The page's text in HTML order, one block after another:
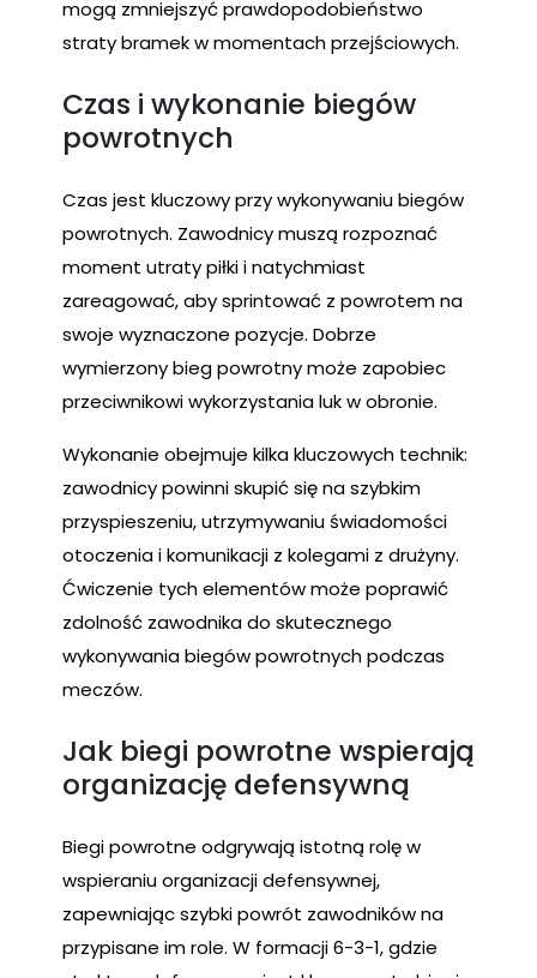
mogą zmniejszyć prawdopodobieństwo
straty bramek w momentach przejściowych.
Czas i wykonanie biegów
powrotnych
Czas jest kluczowy przy wykonywaniu biegów
powrotnych. Zawodnicy muszą rozpoznać
moment utraty piłki i natychmiast
zareagować, aby sprintować z powrotem na
swoje wyznaczone pozycje. Dobrze
wymierzony bieg powrotny może zapobiec
przeciwnikowi wykorzystania luk w obronie.
Wykonanie obejmuje kilka kluczowych technik:
zawodnicy powinni skupić się na szybkim
przyspieszeniu, utrzymywaniu świadomości
otoczenia i komunikacji z kolegami z drużyny.
Ćwiczenie tych elementów może poprawić
zdolność zawodnika do skutecznego
wykonywania biegów powrotnych podczas
meczów.
Jak biegi powrotne wspierają
organizację defensywną
Biegi powrotne odgrywają istotną rolę w
wspieraniu organizacji defensywnej,
zapewniając szybki powrót zawodników na
przypisane im role. W formacji 6-3-1, gdzie